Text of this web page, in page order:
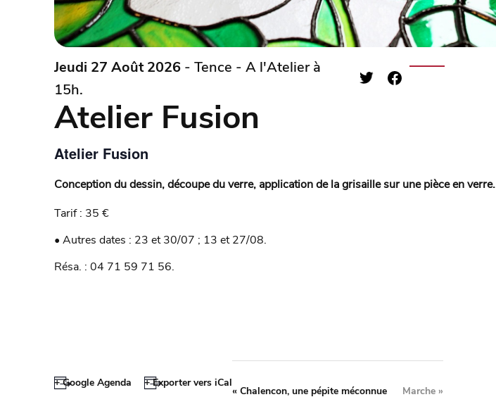
Jeudi 27 Août 2026 - Tence - A l'Atelier à
15h.
Atelier Fusion
Atelier Fusion
Conception du dessin, découpe du verre, application de la grisaille sur une pièce en verre.
Tarif : 35 €
• Autres dates : 23 et 30/07 ; 13 et 27/08.
Résa. : 04 71 59 71 56.
+ Google Agenda + Exporter vers iCal
«Chalencon, une pépite méconnue Marche »